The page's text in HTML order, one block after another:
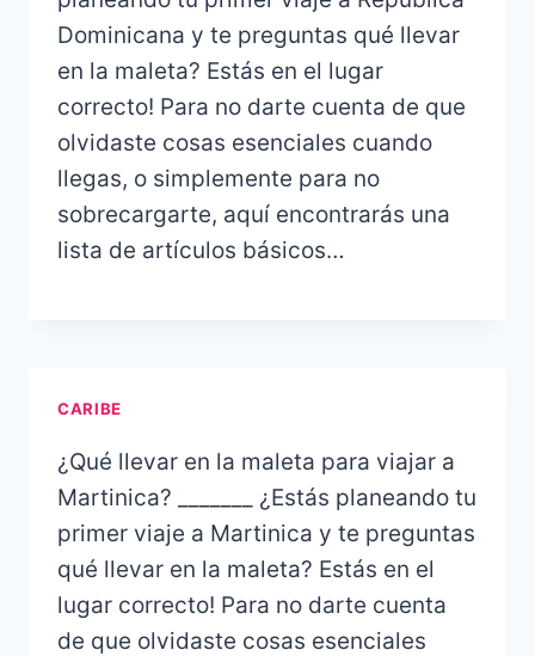
Dominicana y te preguntas qué llevar
en la maleta? Estás en el lugar
correcto! Para no darte cuenta de que
olvidaste cosas esenciales cuando
llegas, o simplemente para no
sobrecargarte, aquí encontrarás una
lista de artículos básicos…
CARIBE
¿Qué llevar en la maleta para viajar a
Martinica? _______ ¿Estás planeando tu
primer viaje a Martinica y te preguntas
qué llevar en la maleta? Estás en el
lugar correcto! Para no darte cuenta
de que olvidaste cosas esenciales